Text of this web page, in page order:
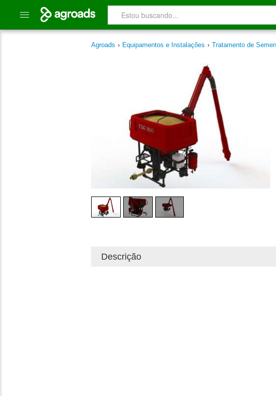
Agroads › Equipamentos e Instalações › Tratamento de
Descrição